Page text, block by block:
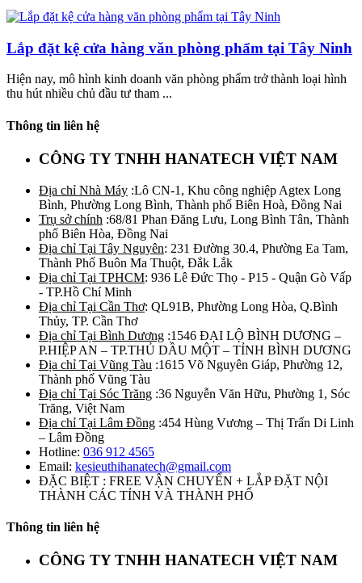
Lắp đặt kệ cửa hàng văn phòng phẩm tại Tây Ninh
Hiện nay, mô hình kinh doanh văn phòng phẩm trở thành loại hình
thu hút nhiều chủ đầu tư tham ...
Thông tin liên hệ
CÔNG TY TNHH HANATECH VIỆT NAM
Địa chỉ Nhà Máy :Lô CN-1, Khu công nghiệp Agtex Long
Bình, Phường Long Bình, Thành phố Biên Hoà, Đồng Nai
Trụ sở chính :68/81 Phan Đăng Lưu, Long Bình Tân, Thành
phố Biên Hòa, Đồng Nai
Địa chỉ Tại Tây Nguyên: 231 Đường 30.4, Phường Ea Tam,
Thành Phố Buôn Ma Thuột, Đắk Lắk
Địa chỉ Tại TPHCM: 936 Lê Đức Thọ - P15 - Quận Gò Vấp
- TP.Hồ Chí Minh
Địa chỉ Tại Cần Thơ: QL91B, Phường Long Hòa, Q.Bình
Thủy, TP. Cần Thơ
Địa chỉ Tại Bình Dương :1546 ĐẠI LỘ BÌNH DƯƠNG –
P.HIỆP AN – TP.THỦ DẦU MỘT – TỈNH BÌNH DƯƠNG
Địa chỉ Tại Vũng Tàu :1615 Võ Nguyên Giáp, Phường 12,
Thành phố Vũng Tàu
Địa chỉ Tại Sóc Trăng :36 Nguyễn Văn Hữu, Phường 1, Sóc
Trăng, Việt Nam
Địa chỉ Tại Lâm Đồng :454 Hùng Vương – Thị Trấn Di Linh
– Lâm Đồng
Hotline: 036 912 4565
Email: kesieuthihanatech@gmail.com
ĐẶC BIỆT : FREE VẬN CHUYỂN + LẮP ĐẶT NỘI
THÀNH CÁC TỈNH VÀ THÀNH PHỐ
Thông tin liên hệ
CÔNG TY TNHH HANATECH VIỆT NAM